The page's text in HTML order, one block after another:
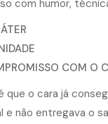
com humor,
COM O
que o cara já
e não entregava o